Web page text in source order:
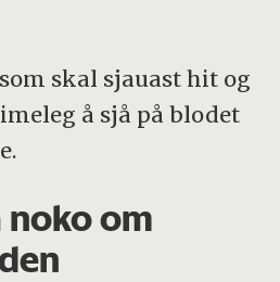
skal sjauast hit og
å sjå på blodet
om